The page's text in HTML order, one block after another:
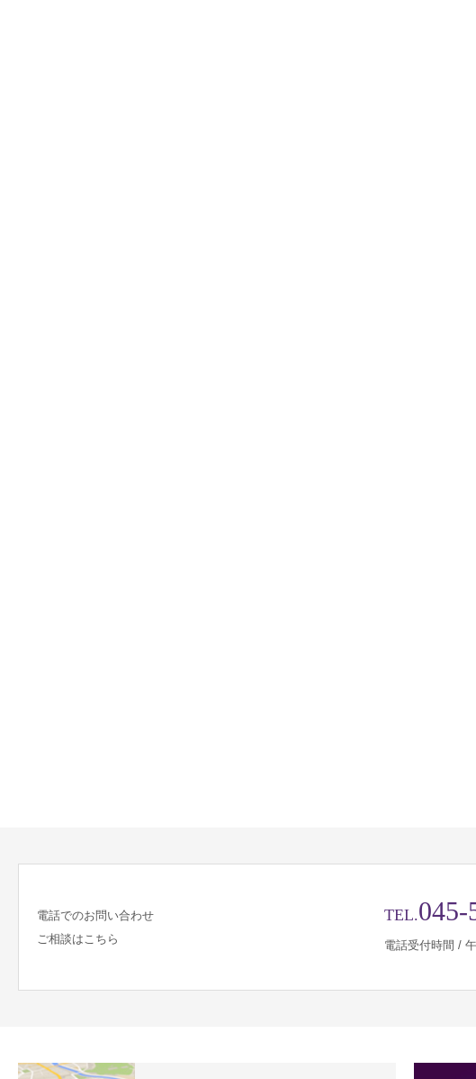
電話でのお問い合わせ
ご相談はこちら
TEL.045-
電話受付時間 /